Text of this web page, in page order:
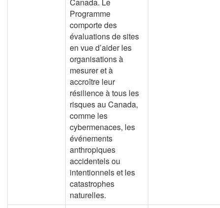
Programme
comporte des
évaluations de sites
en vue d’aider les
organisations à
mesurer et à
accroître leur
résilience à tous les
risques au Canada,
comme les
cybermenaces, les
événements
anthropiques
accidentels ou
intentionnels et les
catastrophes
naturelles.